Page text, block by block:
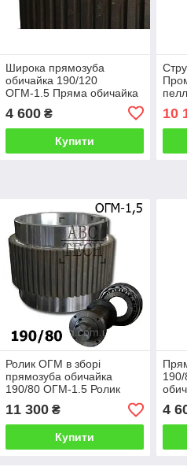
Широка прямозуба
обичайка 190/120
ОГМ-1.5 Пряма обичайка
1,5 Обичайка ОГМ пряма
шир.
4 600₴
Купити
10
Ролик ОГМ в зборі
прямозуба обичайка
190/80 ОГМ-1.5 Ролик
прес-гранулятора ОГМ
1,5 Вузький ролик з
прямим зубом
11 300₴
Купити
4